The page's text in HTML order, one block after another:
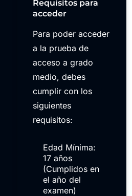
Requisitos para
acceder
Para poder acceder
a la prueba de
acceso a grado
medio, debes
cumplir con los
siguientes
requisitos:
Edad Mínima:
17 años
(Cumplidos en
el año del
examen)